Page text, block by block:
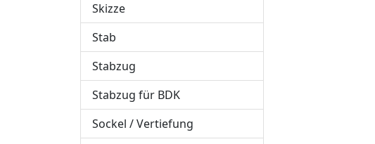
Skizze
Stab
Stabzug
Stabzug für BDK
Sockel / Vertiefung